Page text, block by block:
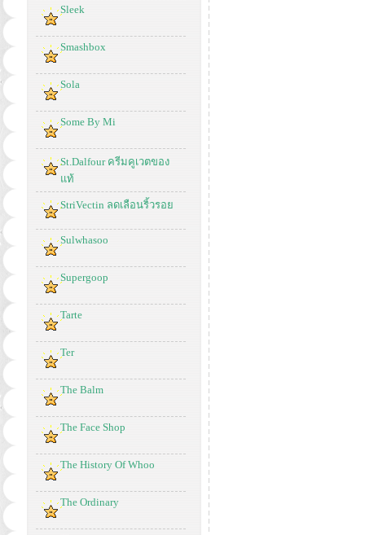
Sleek
Smashbox
Sola
Some By Mi
St.Dalfour ครีมคูเวตของ
แท้
StriVectin ลดเลือนริ้วรอย
Sulwhasoo
Supergoop
Tarte
Ter
The Balm
The Face Shop
The History Of Whoo
The Ordinary